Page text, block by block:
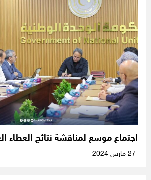
اجتماع موسع لمناقشة نتائج العطاء